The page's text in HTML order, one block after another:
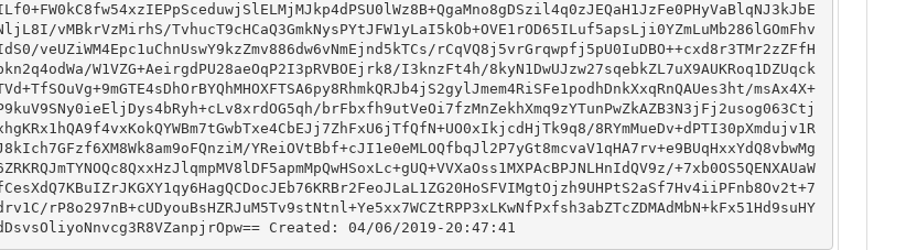
vMBkrVzMirhS/TvhucT9cHCaQ3GmkNysPYtJFW1yLaI5kOb+OVE1rOD65ILuf5apsLji0YZmLuMb286lGOmFhv
veUZiWM4Epc1uChnUswY9kzZmv886dw6vNmEjnd5kTCs/rCqVQ8j5vrGrqwpfj5pU0IuDBO++cxd8r3TMr2zZFfH
W1VZG+AeirgdPU28aeOqP2I3pRVBOEjrk8/I3knzFt4h/8kyN1DwUJzw27sqebkZL7uX9AUKRoq1DZUqck
msAx4X+
brFbxfh9utVeOi7fzMnZekhXmq9zYTunPwZkAZB3N3jFj2usog063Ctj
8RYmMueDv+dPTI30pXmdujv1R
YReiOVtBbf+cJI1e0eMLOQfbqJl2P7yGt8mcvaV1qHA7rv+e9BUqHxxYdQ8vbwMg
+7xb0OS5QENXAUaW
rP8o297nB+cUDyouBsHZRJuM5Tv9stNtnl+Ye5xx7WCZtRPP3xLKwNfPxfsh3abZTcZDMAdMbN+kFx51Hd9suHY
Created: 04/06/2019-20:47:41